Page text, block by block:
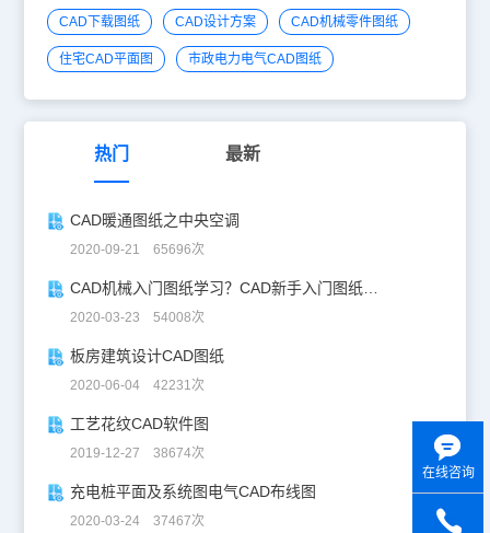
CAD下载图纸 CAD设计方案 CAD机械零件图纸
住宅CAD平面图 市政电力电气CAD图纸
热门 最新
CAD暖通图纸之中央空调
2020-09-21 65696次
CAD机械入门图纸学习？CAD新手入门图纸练习
2020-03-23 54008次
板房建筑设计CAD图纸
2020-06-04 42231次
工艺花纹CAD软件图
2019-12-27 38674次
充电桩平面及系统图电气CAD布线图
2020-03-24 37467次
在线咨询